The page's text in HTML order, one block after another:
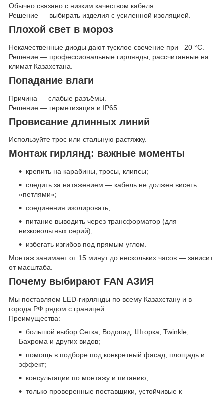
Обычно связано с низким качеством кабеля.
Решение — выбирать изделия с усиленной изоляцией.
Плохой свет в мороз
Некачественные диоды дают тусклое свечение при –20 °C.
Решение — профессиональные гирлянды, рассчитанные на
климат Казахстана.
Попадание влаги
Причина — слабые разъёмы.
Решение — герметизация и IP65.
Провисание длинных линий
Используйте трос или стальную растяжку.
Монтаж гирлянд: важные моменты
крепить на карабины, тросы, клипсы;
следить за натяжением — кабель не должен висеть
«петлями»;
соединения изолировать;
питание выводить через трансформатор (для
низковольтных серий);
избегать изгибов под прямым углом.
Монтаж занимает от 15 минут до нескольких часов — зависит
от масштаба.
Почему выбирают FAN АЗИЯ
Мы поставляем LED-гирлянды по всему Казахстану и в
города РФ рядом с границей.
Преимущества:
большой выбор Сетка, Водопад, Шторка, Twinkle,
Бахрома и других видов;
помощь в подборе под конкретный фасад, площадь и
эффект;
консультации по монтажу и питанию;
только проверенные поставщики, устойчивые к